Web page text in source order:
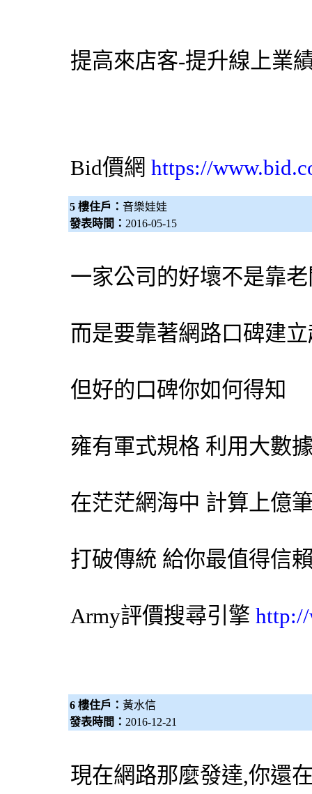
提高來店客-提升線上業
Bid價網 https://
5 樓住戶： 音樂娃娃
發表時間： 2016-05-15
一家公司的好壞不是靠
而是要靠著網路口碑建
但好的口碑你如何得知
雍有軍式規格 利用大數
在茫茫網海中 計算上億
打破傳統 給你最值得信
Army評價搜尋引擎
6 樓住戶： 黃水信
發表時間： 2016-12-21
現在網路那麼發達,你還